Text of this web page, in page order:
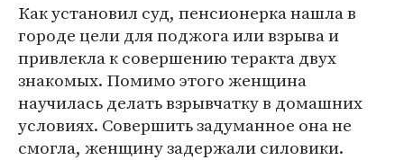
Как установил суд, пенсионерка нашла в
городе цели для поджога или взрыва и
привлекла к совершению теракта двух
знакомых. Помимо этого женщина
научилась делать взрывчатку в домашних
условиях. Совершить задуманное она не
смогла, женщину задержали силовики.